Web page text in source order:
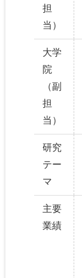
担
当）
大学
院
（副
担
当）
研究
テー
マ
主要
業績